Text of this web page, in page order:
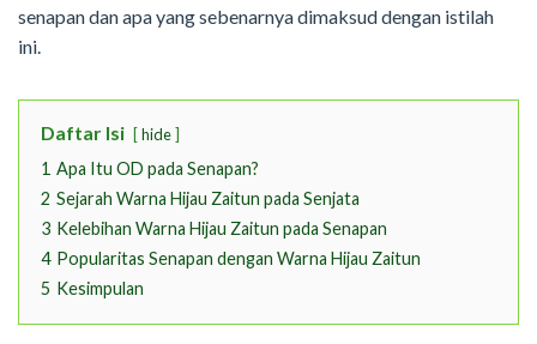
senapan dan apa yang sebenarnya dimaksud dengan istilah
ini.
Daftar Isi hide
1 Apa Itu OD pada Senapan?
2 Sejarah Warna Hijau Zaitun pada Senjata
3 Kelebihan Warna Hijau Zaitun pada Senapan
4 Popularitas Senapan dengan Warna Hijau Zaitun
5 Kesimpulan